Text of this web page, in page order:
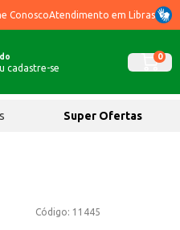
ConoscoAtendimento em Libras
cadastre-se
0
Super Ofertas
Código: 11445